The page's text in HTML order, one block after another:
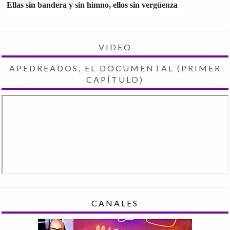
Ellas sin bandera y sin himno, ellos sin vergüenza
VIDEO
APEDREADOS, EL DOCUMENTAL (PRIMER
CAPÍTULO)
CANALES